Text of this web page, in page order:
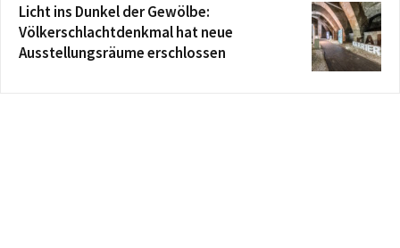
Licht ins Dunkel der Gewölbe:
Völkerschlachtdenkmal hat neue
Ausstellungsräume erschlossen